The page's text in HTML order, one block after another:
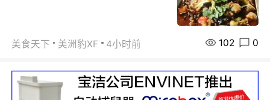
美食天下 美洲豹XF 4小时前 102 0